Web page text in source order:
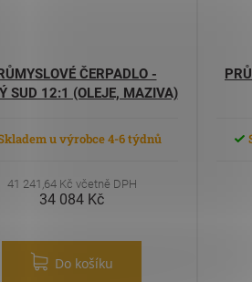
ČERPADLO -
SUD 12:1 (OLEJE, MAZIVA)
u výrobce 4-6 týdnů
41 241,64 Kč včetně DPH
34 084 Kč
Do košíku